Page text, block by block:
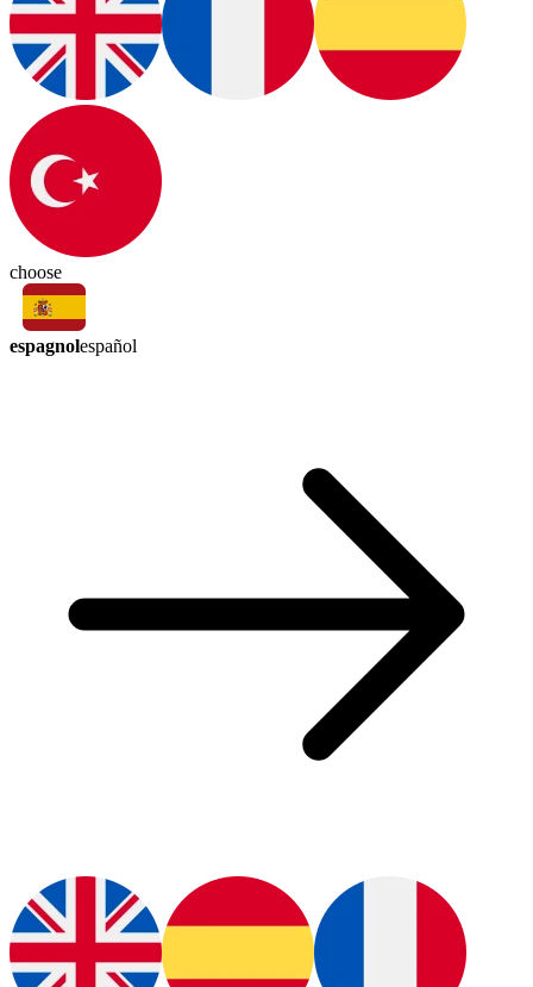
choose
espagnolespañol